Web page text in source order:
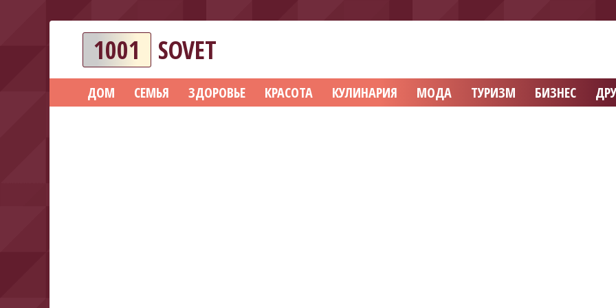
1001 SOVET
ДОМ СЕМЬЯ ЗДОРОВЬЕ КРАСОТА КУЛИНАРИЯ МОДА ТУРИЗМ БИЗНЕС